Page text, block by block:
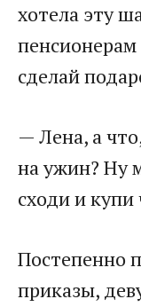
хотела эту
сделай
— Лена, а
на ужин? Ну
сходи и
Постепенно
приказы,